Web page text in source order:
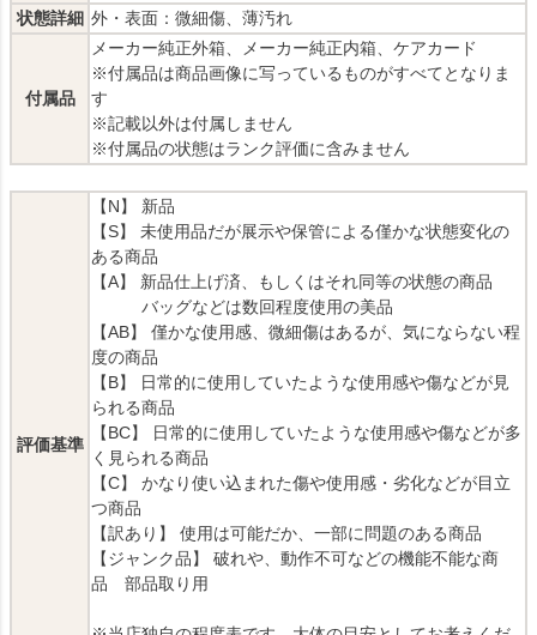
状態詳細 外・表面：微細傷、薄汚れ
付属品
メーカー純正外箱、メーカー純正内箱、ケアカード
※付属品は商品画像に写っているものがすべてとなりま
す
※記載以外は付属しません
※付属品の状態はランク評価に含みません
評価基準
【N】 新品
【S】 未使用品だが展示や保管による僅かな状態変化の
ある商品
【A】 新品仕上げ済、もしくはそれ同等の状態の商品
バッグなどは数回程度使用の美品
【AB】 僅かな使用感、微細傷はあるが、気にならない程
度の商品
【B】 日常的に使用していたような使用感や傷などが見
られる商品
【BC】 日常的に使用していたような使用感や傷などが多
く見られる商品
【C】 かなり使い込まれた傷や使用感・劣化などが目立
つ商品
【訳あり】 使用は可能だか、一部に問題のある商品
【ジャンク品】 破れや、動作不可などの機能不能な商
品 部品取り用